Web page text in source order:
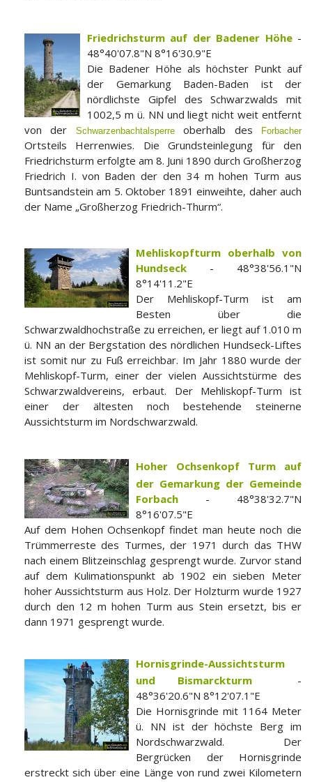
Friedrichsturm auf der Badener Höhe-
48°40'07.8"N 8°16'30.9"E
Die Badener Höhe als höchster Punkt auf
der Gemarkung Baden-Baden ist der
nördlichste Gipfel des Schwarzwalds mit
1002,5 m ü. NN und liegt nicht weit entfernt
von der
Schwarzenbachtalsperreoberhalb des Forbacher
Ortsteils Herrenwies. Die Grundsteinlegung für den
Friedrichsturm erfolgte am 8. Juni 1890 durch Großherzog
Friedrich I. von Baden der den 34 m hohen Turm aus
Buntsandstein am 5. Oktober 1891 einweihte, daher auch
der Name „Großherzog Friedrich-Thurm“.
Mehliskopfturm oberhalb von
Hundseck - 48°38'56.1"N
8°14'11.2"E
Der Mehliskopf-Turm ist am
Besten über die
Schwarzwaldhochstraße zu erreichen, er liegt auf 1.010 m
ü. NN an der Bergstation des nördlichen Hundseck-Liftes
ist somit nur zu Fuß erreichbar. Im Jahr 1880 wurde der
Mehliskopf-Turm, einer der vielen Aussichtstürme des
Schwarzwaldvereins, erbaut. Der Mehliskopf-Turm ist
einer der ältesten noch bestehende steinerne
Aussichtsturm im Nordschwarzwald.
Hoher Ochsenkopf Turm auf
der Gemarkung der Gemeinde
Forbach - 48°38'32.7"N
8°16'07.5"E
Auf dem Hohen Ochsenkopf findet man heute noch die
Trümmerreste des Turmes, der 1971 durch das THW
nach einem Blitzeinschlag gesprengt wurde. Zurvor stand
auf dem Kulimationspunkt ab 1902 ein sieben Meter
hoher Aussichtsturm aus Holz. Der Holzturm wurde 1927
durch den 12 m hohen Turm aus Stein ersetzt, bis er
dann 1971 gesprengt wurde.
Hornisgrinde-Aussichtsturm
und Bismarckturm
-
48°36'20.6"N 8°12'07.1"E
Die Hornisgrinde mit 1164 Meter
ü. NN ist der höchste Berg im
Nordschwarzwald. Der
Bergrücken der Hornisgrinde
erstreckt sich über eine Länge von rund zwei Kilometern